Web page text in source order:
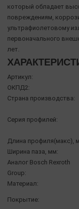
который обладает
повреждениям,
ультрафиолетовому
первоначального
лет.
Артикул:
ОКПД2:
Страна производства:
Серия профилей:
Длина профиля(макс),
Ширина паза, мм:
Аналог Bosch Rexroth
Group:
Материал:
Покрытие: